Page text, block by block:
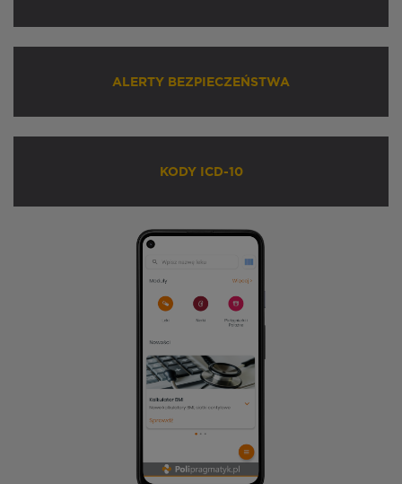
ALERTY BEZPIECZEŃSTWA
KODY ICD-10